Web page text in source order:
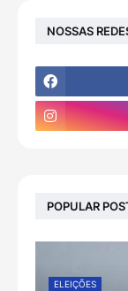
NOSSAS
POPULAR
ELEIÇÕES